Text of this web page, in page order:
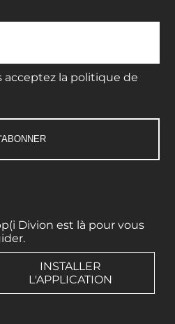
acceptez la politique de
Divion est là pour vous
INSTALLER
L'APPLICATION